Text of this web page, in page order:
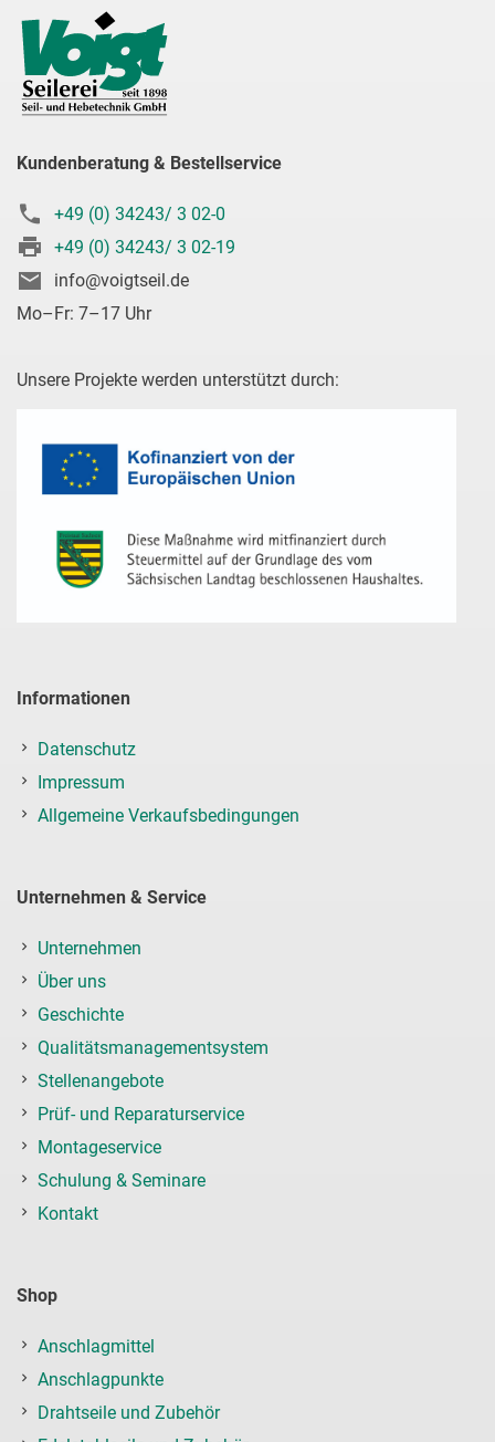
Kundenberatung & Bestellservice
+49 (0) 34243/ 3 02-0
+49 (0) 34243/ 3 02-19
info@voigtseil.de
Mo–Fr: 7–17 Uhr
Unsere Projekte werden unterstützt durch:
Informationen
Datenschutz
Impressum
Allgemeine Verkaufsbedingungen
Unternehmen & Service
Unternehmen
Über uns
Geschichte
Qualitätsmanagementsystem
Stellenangebote
Prüf- und Reparaturservice
Montageservice
Schulung & Seminare
Kontakt
Shop
Anschlagmittel
Anschlagpunkte
Drahtseile und Zubehör